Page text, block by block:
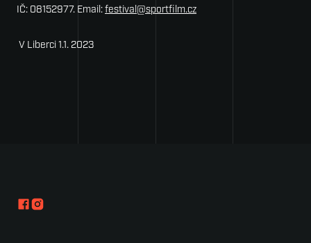
IČ: 08152977. Email: festival@sportfilm.cz
V Liberci 1.1. 2023